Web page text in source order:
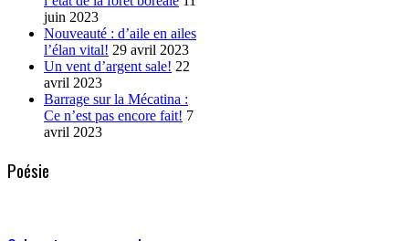
juin 2023
Nouveauté : d’aile en ailes
l’élan vital! 29 avril 2023
Un vent d’argent sale! 22
avril 2023
Barrage sur la Mécatina :
Ce n’est pas encore fait! 7
avril 2023
Poésie